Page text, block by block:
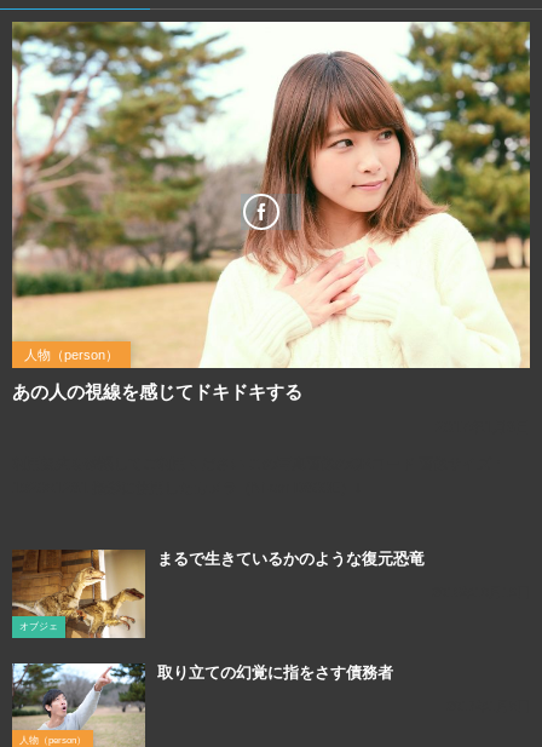
人物（person）
あの人の視線を感じてドキドキする
オブジェ
まるで生きているかのような復元恐竜
人物（person）
取り立ての幻覚に指をさす債務者